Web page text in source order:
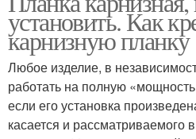
установить. Как
карнизную планку
Любое изделие, в
работать на полную
если его установка
касается и рассматриваемого